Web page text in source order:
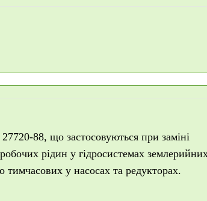
88, що застосовуються при заміні
рідин у гідросистемах
у насосах та редукторах.